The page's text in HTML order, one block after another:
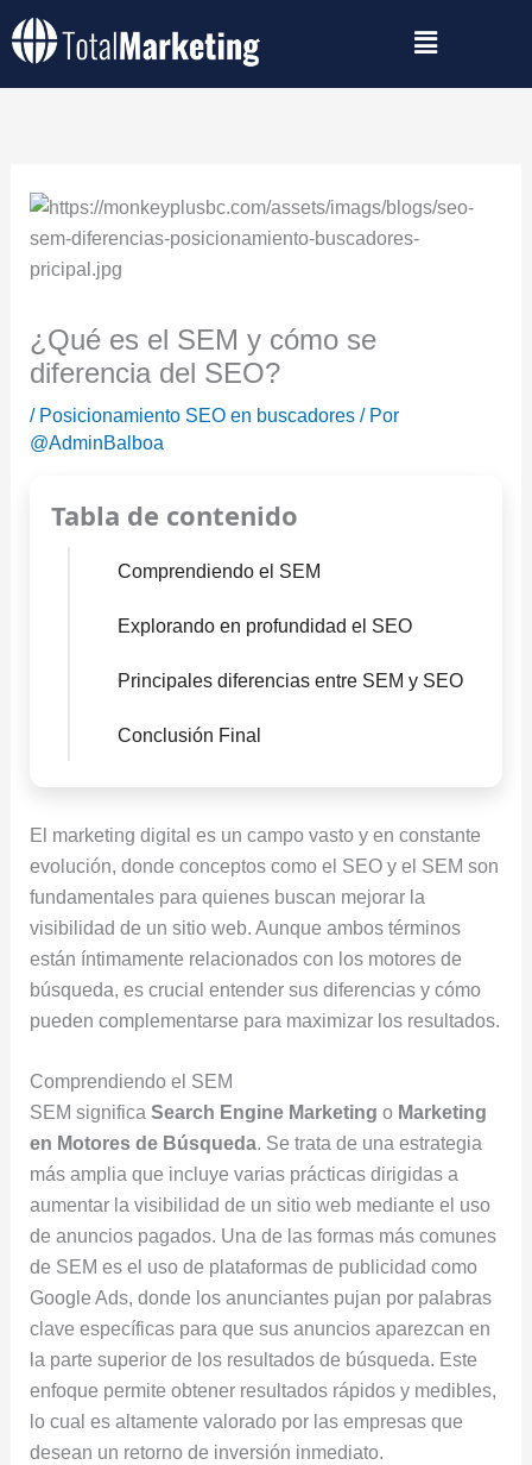
al
¿Qué es el SEM y cómo se
diferencia del SEO?
/ Posicionamiento SEO en buscadores/ Por
@AdminBalboa
Tabla de contenido
Comprendiendo el SEM
Explorando en profundidad el SEO
Principales diferencias entre SEM y SEO
Conclusión Final
El marketing digital es un campo vasto y en constante
evolución, donde conceptos como el SEO y el SEM son
fundamentales para quienes buscan mejorar la
visibilidad de un sitio web. Aunque ambos términos
están íntimamente relacionados con los motores de
búsqueda, es crucial entender sus diferencias y cómo
pueden complementarse para maximizar los resultados.
Comprendiendo el SEM
SEM significa Search Engine Marketing o Marketing
en Motores de Búsqueda. Se trata de una estrategia
más amplia que incluye varias prácticas dirigidas a
aumentar la visibilidad de un sitio web mediante el uso
de anuncios pagados. Una de las formas más comunes
de SEM es el uso de plataformas de publicidad como
Google Ads, donde los anunciantes pujan por palabras
clave específicas para que sus anuncios aparezcan en
la parte superior de los resultados de búsqueda. Este
enfoque permite obtener resultados rápidos y medibles,
lo cual es altamente valorado por las empresas que
desean un retorno de inversión inmediato.